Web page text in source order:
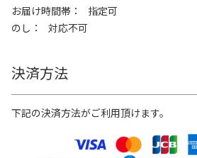
お届け時間帯
指定可
のし
対応不可
決済方法
下記の決済方法がご利用頂けます。